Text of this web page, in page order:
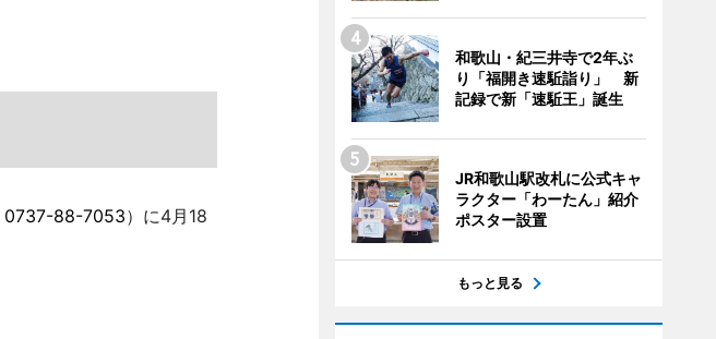
0737-88-7053）に4月18
和歌山・紀三井寺で2年ぶ
り「福開き速駈詣り」 新
記録で新「速駈王」誕生
JR和歌山駅改札に公式キャ
ラクター「わーたん」紹介
ポスター設置
もっと見る